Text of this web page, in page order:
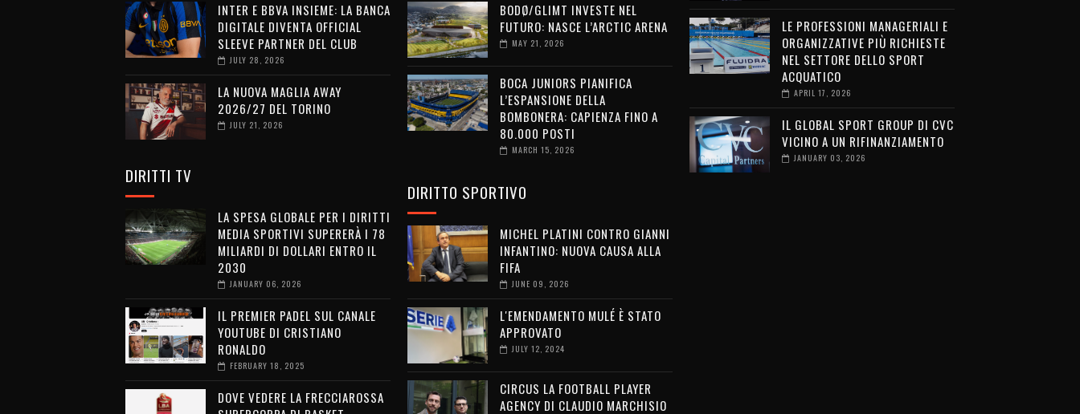
INTER E BBVA INSIEME: LA BANCA
DIGITALE DIVENTA OFFICIAL
SLEEVE PARTNER DEL CLUB
JULY 28, 2026
LA NUOVA MAGLIA AWAY
2026/27 DEL TORINO
JULY 21, 2026
DIRITTI TV
LA SPESA GLOBALE PER I DIRITTI
MEDIA SPORTIVI SUPERERÀ I 78
MILIARDI DI DOLLARI ENTRO IL
2030
JANUARY 06, 2026
IL PREMIER PADEL SUL CANALE
YOUTUBE DI CRISTIANO
RONALDO
FEBRUARY 18, 2025
DOVE VEDERE LA FRECCIAROSSA
BODØ/GLIMT INVESTE NEL
FUTURO: NASCE L’ARCTIC ARENA
MAY 21, 2026
BOCA JUNIORS PIANIFICA
L’ESPANSIONE DELLA
BOMBONERA: CAPIENZA FINO A
80.000 POSTI
MARCH 15, 2026
DIRITTO SPORTIVO
MICHEL PLATINI CONTRO GIANNI
INFANTINO: NUOVA CAUSA ALLA
FIFA
JUNE 09, 2026
L'EMENDAMENTO MULÉ È STATO
APPROVATO
JULY 12, 2024
CIRCUS LA FOOTBALL PLAYER
AGENCY DI CLAUDIO MARCHISIO
LE PROFESSIONI MANAGERIALI E
ORGANIZZATIVE PIÙ RICHIESTE
NEL SETTORE DELLO SPORT
ACQUATICO
APRIL 17, 2026
IL GLOBAL SPORT GROUP DI CVC
VICINO A UN RIFINANZIAMENTO
JANUARY 03, 2026